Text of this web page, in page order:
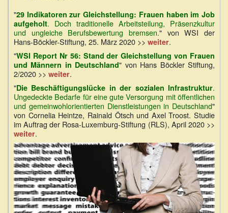
"29 Indikatoren zur Gleichstellung: Frauen haben im Job
aufgeholt. Doch traditionelle Arbeitsteilung, Präsenzkultur
und ungleiche Berufsbewertung bremsen." von WSI der
Hans-Böckler-Stiftung, 25. März 2020 >> weiter.
"WSI Report Nr 56: Stand der Gleichstellung von Frauen
und Männern in Deutschland" von Hans Böckler Stiftung,
2/2020 >> weiter.
"Die Beschäftigungslücke in der sozialen Infrastruktur.
Ungedeckte Bedarfe für eine gute Versorgung mit öffentlichen
und gemeinwohlorientierten Dienstleistungen in Deutschland"
von Cornelia Heintze, Rainald Ötsch und Axel Troost. Studie
im Auftrag der Rosa-Luxemburg-Stiftung (RLS), April 2020 >>
weiter.